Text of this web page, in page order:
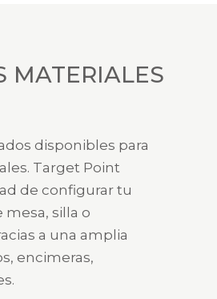
MATERIALES
disponibles para
Target Point
de configurar tu
silla o
a una amplia
encimeras,